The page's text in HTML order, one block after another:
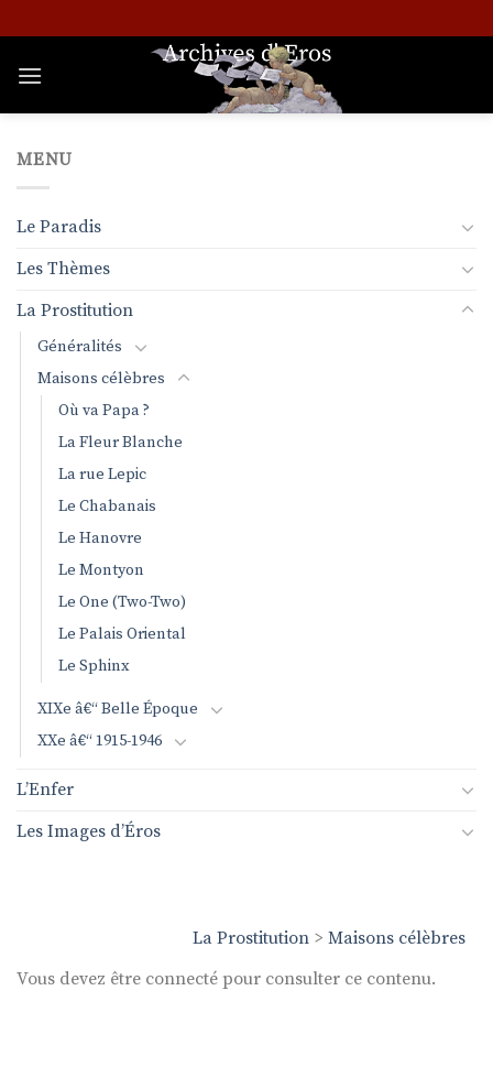
au
contenu
La Prostitution > Maisons célèbres
Vous devez être connecté pour consulter ce contenu.
MENU
Le Paradis
Les Thèmes
La Prostitution
Généralités
Maisons célèbres
Où va Papa ?
La Fleur Blanche
La rue Lepic
Le Chabanais
Le Hanovre
Le Montyon
Le One (Two-Two)
Le Palais Oriental
Le Sphinx
XIXe â€“ Belle Époque
XXe â€“ 1915-1946
L’Enfer
Les Images d’Éros